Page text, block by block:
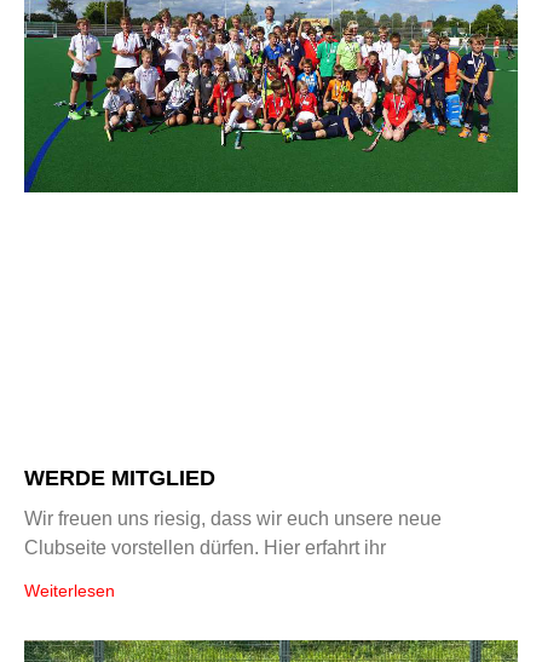
WERDE MITGLIED
Wir freuen uns riesig, dass wir euch unsere neue
Clubseite vorstellen dürfen. Hier erfahrt ihr
Weiterlesen